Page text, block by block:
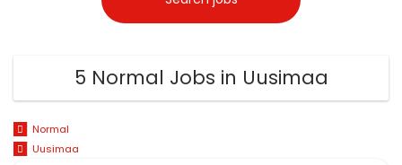
5 Normal Jobs in Uusimaa
Normal
Uusimaa